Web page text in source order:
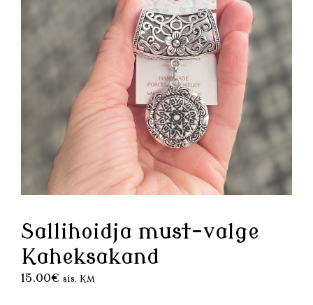
Sallihoidja must-valge
Kaheksakand
15.00€ sis. KM